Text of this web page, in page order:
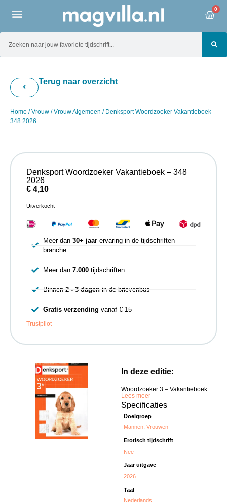
0
Terug naar overzicht
Home /Vrouw /Vrouw Algemeen / Denksport Woordzoeker Vakantieboek –
348 2026
In deze editie:
Woordzoeker 3 – Vakantieboek.
Lees meer
Specificaties
Doelgroep
Mannen,Vrouwen
Erotisch tijdschrift
Nee
Jaar uitgave
2026
Taal
Nederlands
Denksport Woordzoeker Vakantieboek – 348
2026
€ 4,10
Uitverkocht
Meer dan 30+ jaarervaring in de tijdschriften
branche
Meer dan 7.000tijdschriften
Binnen 2 - 3 dagenin de brievenbus
Gratis verzending vanaf € 15
Trustpilot